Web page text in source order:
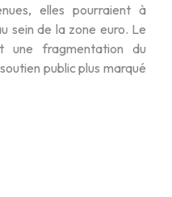
elles pourraient à
sein de la zone euro. Le
une fragmentation du
public plus marqué